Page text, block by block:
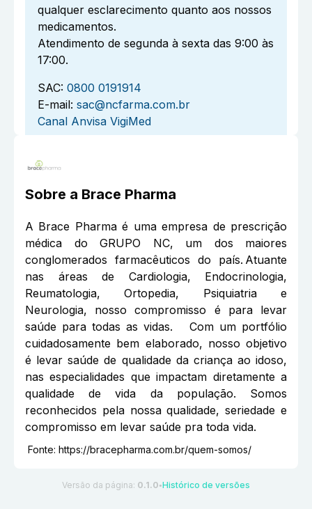
qualquer esclarecimento quanto aos nossos
medicamentos.
Atendimento de segunda à sexta das 9:00 às
17:00.
SAC: 0800 0191914
E-mail: sac@ncfarma.com.br
Canal Anvisa VigiMed
Sobre a Brace Pharma
A Brace Pharma é uma empresa de prescrição
médica do GRUPO NC, um dos maiores
conglomerados farmacêuticos do país. Atuante
nas áreas de Cardiologia, Endocrinologia,
Reumatologia, Ortopedia, Psiquiatria e
Neurologia, nosso compromisso é para levar
saúde para todas as vidas. Com um portfólio
cuidadosamente bem elaborado, nosso objetivo
é levar saúde de qualidade da criança ao idoso,
nas especialidades que impactam diretamente a
qualidade de vida da população. Somos
reconhecidos pela nossa qualidade, seriedade e
compromisso em levar saúde pra toda vida.
Fonte: https://bracepharma.com.br/quem-somos/
Versão da página: 0.1.0 ●Histórico de versões